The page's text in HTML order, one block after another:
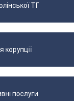
ТГ
корупції
послуги